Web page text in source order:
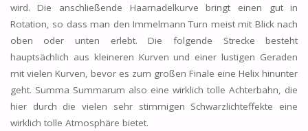
wird. Die anschließende Haarnadelkurve bringt einen gut in
Rotation, so dass man den Immelmann Turn meist mit Blick nach
oben oder unten erlebt. Die folgende Strecke besteht
hauptsächlich aus kleineren Kurven und einer lustigen Geraden
mit vielen Kurven, bevor es zum großen Finale eine Helix hinunter
geht. Summa Summarum also eine wirklich tolle Achterbahn, die
hier durch die vielen sehr stimmigen Schwarzlichteffekte eine
wirklich tolle Atmosphäre bietet.